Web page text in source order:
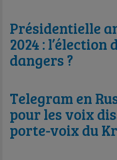
Présidentielle
2024 : l’élection
dangers ?
Telegram en
pour les voix
porte-voix du